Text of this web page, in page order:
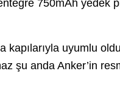
750mAh yedek
kapılarıyla uyumlu
şu anda Anker’in